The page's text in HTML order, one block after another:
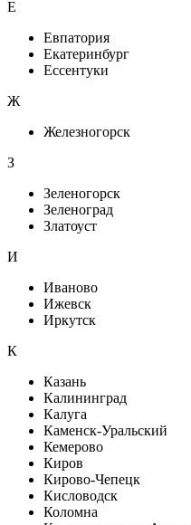
Е
Евпатория
Екатеринбург
Ессентуки
Ж
Железногорск
З
Зеленогорск
Зеленоград
Златоуст
И
Иваново
Ижевск
Иркутск
К
Казань
Калининград
Калуга
Каменск-Уральский
Кемерово
Киров
Кирово-Чепецк
Кисловодск
Коломна